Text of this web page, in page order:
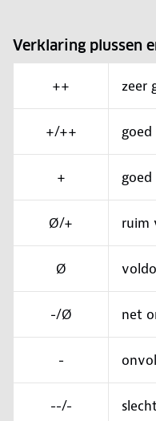
Verklaring plussen
++ zeer
+/++
+ goed
Ø/+ ruim
Ø
-/Ø net
-
--/-